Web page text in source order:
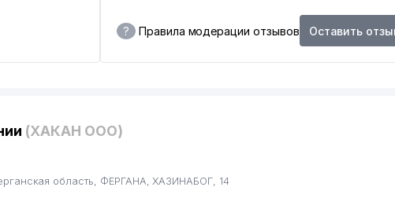
? Правила модерации отзывов Оставить
(ХАКАН ООО)
область, ФЕРГАНА, ХАЗИНАБОГ, 14